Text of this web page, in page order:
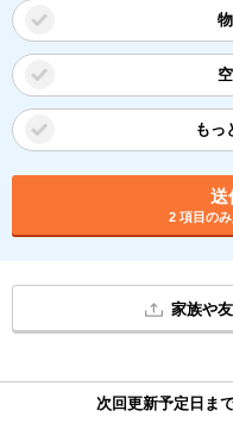
もっ
送
2 項目の
家族や
次回更新予定日ま